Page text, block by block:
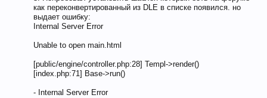
как переконвертированный из DLE в списке появился. но
выдает ошибку:
Internal Server Error
Unable to open main.html
[public/engine/controller.php:28] Templ->render()
[index.php:71] Base->run()
- Internal Server Error